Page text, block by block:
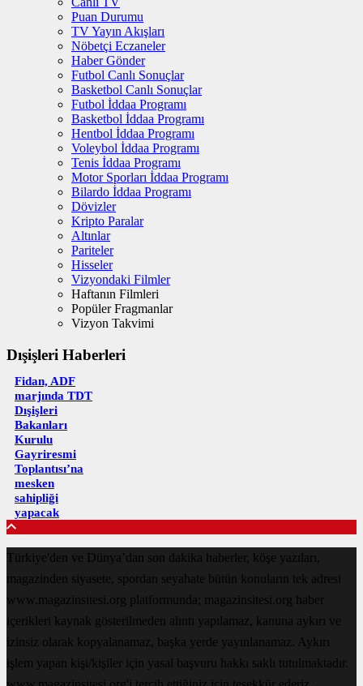
Puan Durumu
TV Yayın Akışları
Nöbetçi Eczaneler
Haber Gönder
Futbol Canlı Sonuçlar
Basketbol Canlı Sonuçlar
Futbol İddaa Programı
Basketbol İddaa Programı
Hentbol İddaa Programı
Voleybol İddaa Programı
Tenis İddaa Programı
Motor Sporları İddaa Programı
Bilardo İddaa Programı
Dövizler
Kripto Paralar
Altınlar
Pariteler
Hisseler
Vizyondaki Filmler
Haftanın Filmleri
Popüler Fragmanlar
Vizyon Takvimi
Dışişleri Haberleri
Fidan, ADF
marjında TDT
Dışişleri
Bakanları
Kurulu
Gayriresmi
Toplantısı’na
mesken
sahipliği
yapacak
Türkiye'den ve Dünya’dan son dakika haberler, köşe yazıları,
magazinden siyasete, spordan seyahate bütün konuların tek adresi
www.magazinsitesi.org platformunda; magazinsitesi.org haber
içerikleri kaynak gösterilmeden alıntı yapılamaz, kanuna aykırı ve
izinsiz olarak kopyalanamaz, başka yerde yayınlanamaz. Aykırı
işlem yapan kişi/kişiler için yasal başvuru hakkı saklı tutulmaktadır.